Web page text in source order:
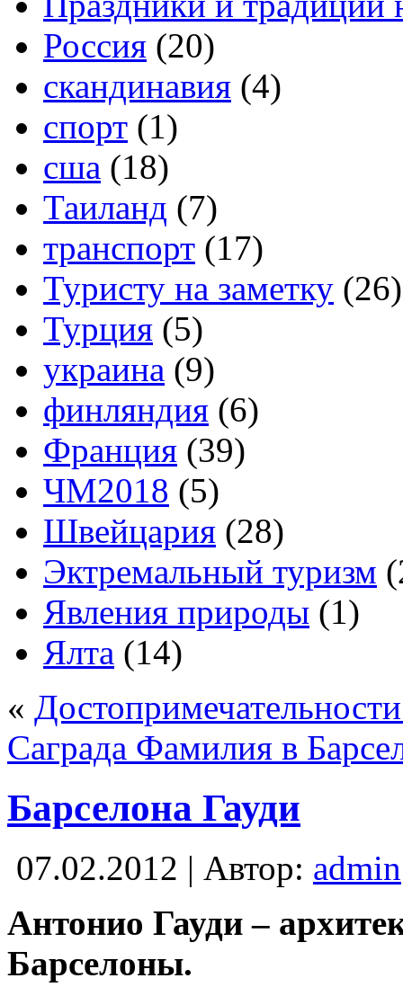
Россия (20)
скандинавия (4)
спорт (1)
сша (18)
Таиланд (7)
транспорт (17)
Туристу на заметку (26)
Турция (5)
украина (9)
финляндия (6)
Франция (39)
ЧМ2018 (5)
Швейцария (28)
Эктремальный туризм
Явления природы (1)
Ялта (14)
«
Саграда Фамилия в
Барселона Гауди
07.02.2012 | Автор: admin
Антонио Гауди –
Барселоны.